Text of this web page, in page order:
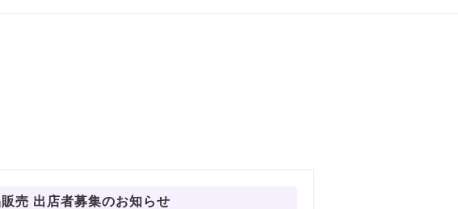
売 出店者募集のお知らせ